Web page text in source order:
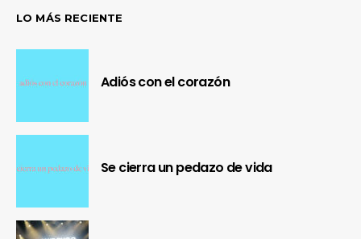
LO MÁS RECIENTE
Adiós con el corazón
Se cierra un pedazo de vida